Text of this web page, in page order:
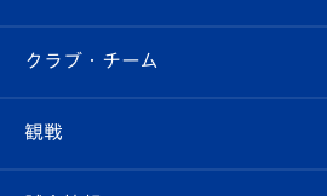
すべて
クラブ
クラブ・チーム
観戦